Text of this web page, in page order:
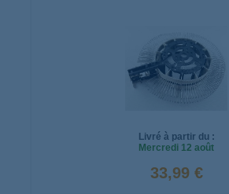
Livré à partir du :
Mercredi 12 août
33,99 €